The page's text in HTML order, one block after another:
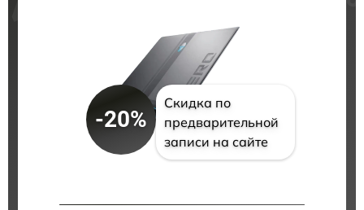
-20%
Скидка по
предварительной
записи на сайте